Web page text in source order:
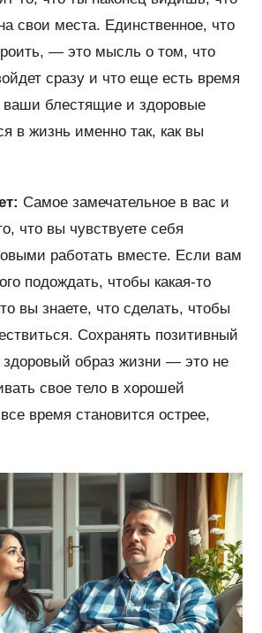
свои места. Единственное, что
— это мысль о том, что
сразу и что еще есть время
ваши блестящие и здоровые
в жизнь именно так, как вы
Самое замечательное в вас и
что вы чувствуете себя
работать вместе. Если вам
подождать, чтобы какая-то
вы знаете, что сделать, чтобы
Сохранять позитивный
здоровый образ жизни — это не
свое тело в хорошей
время становится острее,